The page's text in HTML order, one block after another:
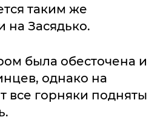
таким же
на Засядько.
была обесточена и
однако на
все горняки подняты